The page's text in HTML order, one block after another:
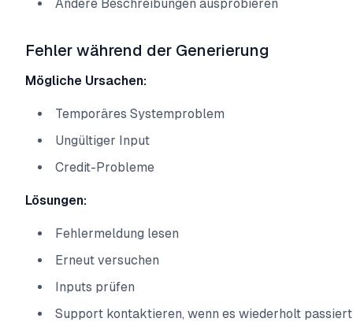
Andere Beschreibungen ausprobieren
Fehler während der Generierung
Mögliche Ursachen:
Temporäres Systemproblem
Ungültiger Input
Credit-Probleme
Lösungen:
Fehlermeldung lesen
Erneut versuchen
Inputs prüfen
Support kontaktieren, wenn es wiederholt passiert